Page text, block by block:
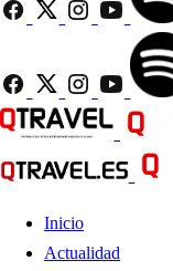
Inicio
Actualidad